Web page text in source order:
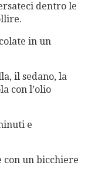
dentro le
in un
il sedano, la
con l’olio
e
con un bicchiere